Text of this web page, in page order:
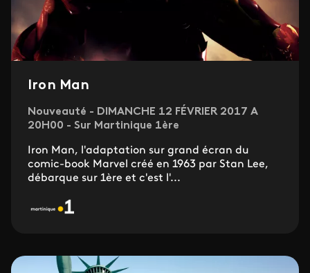
Iron Man
Nouveauté - DIMANCHE 12 FÉVRIER 2017 A
20H00 - Sur Martinique 1ère
Iron Man, l'adaptation sur grand écran du
comic-book Marvel créé en 1963 par Stan Lee,
débarque sur 1ère et c'est l'...